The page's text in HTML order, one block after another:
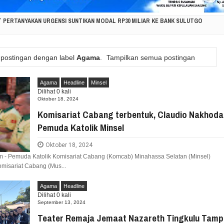
URGENSI SUNTIKAN MODAL RP30 MILIAR KE BANK SULUTGO
UTARA DUKUNG GERAKAN INDONESIA ASRI, WUJUDKAN LINGKUNGAN BERSIH
KAWAHANG, DORONG PERCEPATAN PEMBANGUNAN DI NUSA UTARA
KISAH TUMOU HANGATKAN HAN KE-42, AJARKAN KASIH SAYANG,
J. PAAT SERAP ASPIRASI DUNIA PENDIDIKAN UNTUK DIPERJUANGKAN DI DPRD
KEBAKARAN HUTAN DI GUNUNG SOPUTAN, LINTAS INSTANSI DIKERAHKAN
SINERGI PEMERINTAH DAN MASYARAKAT UNTUK MENDORONG PEMBANGUNAN
RORING SERAP ASPIRASI WARGA RANOMUUT UNTUK INFRASTRUKTUR DAN
dengan label Agama. Tampilkan semua postingan
Agama Headline Minsel
Dilihat0kali
Oktober 18, 2024
Komisariat Cabang terbentuk, Claudio
Pemuda Katolik Minsel
Oktober 18, 2024
- Pemuda Katolik Komisariat Cabang (Komcab) Minahassa Selatan (Minsel)
Cabang (Mus...
Agama Headline
Dilihat0kali
September 13, 2024
Teater Remaja Jemaat Nazareth Tingkulu